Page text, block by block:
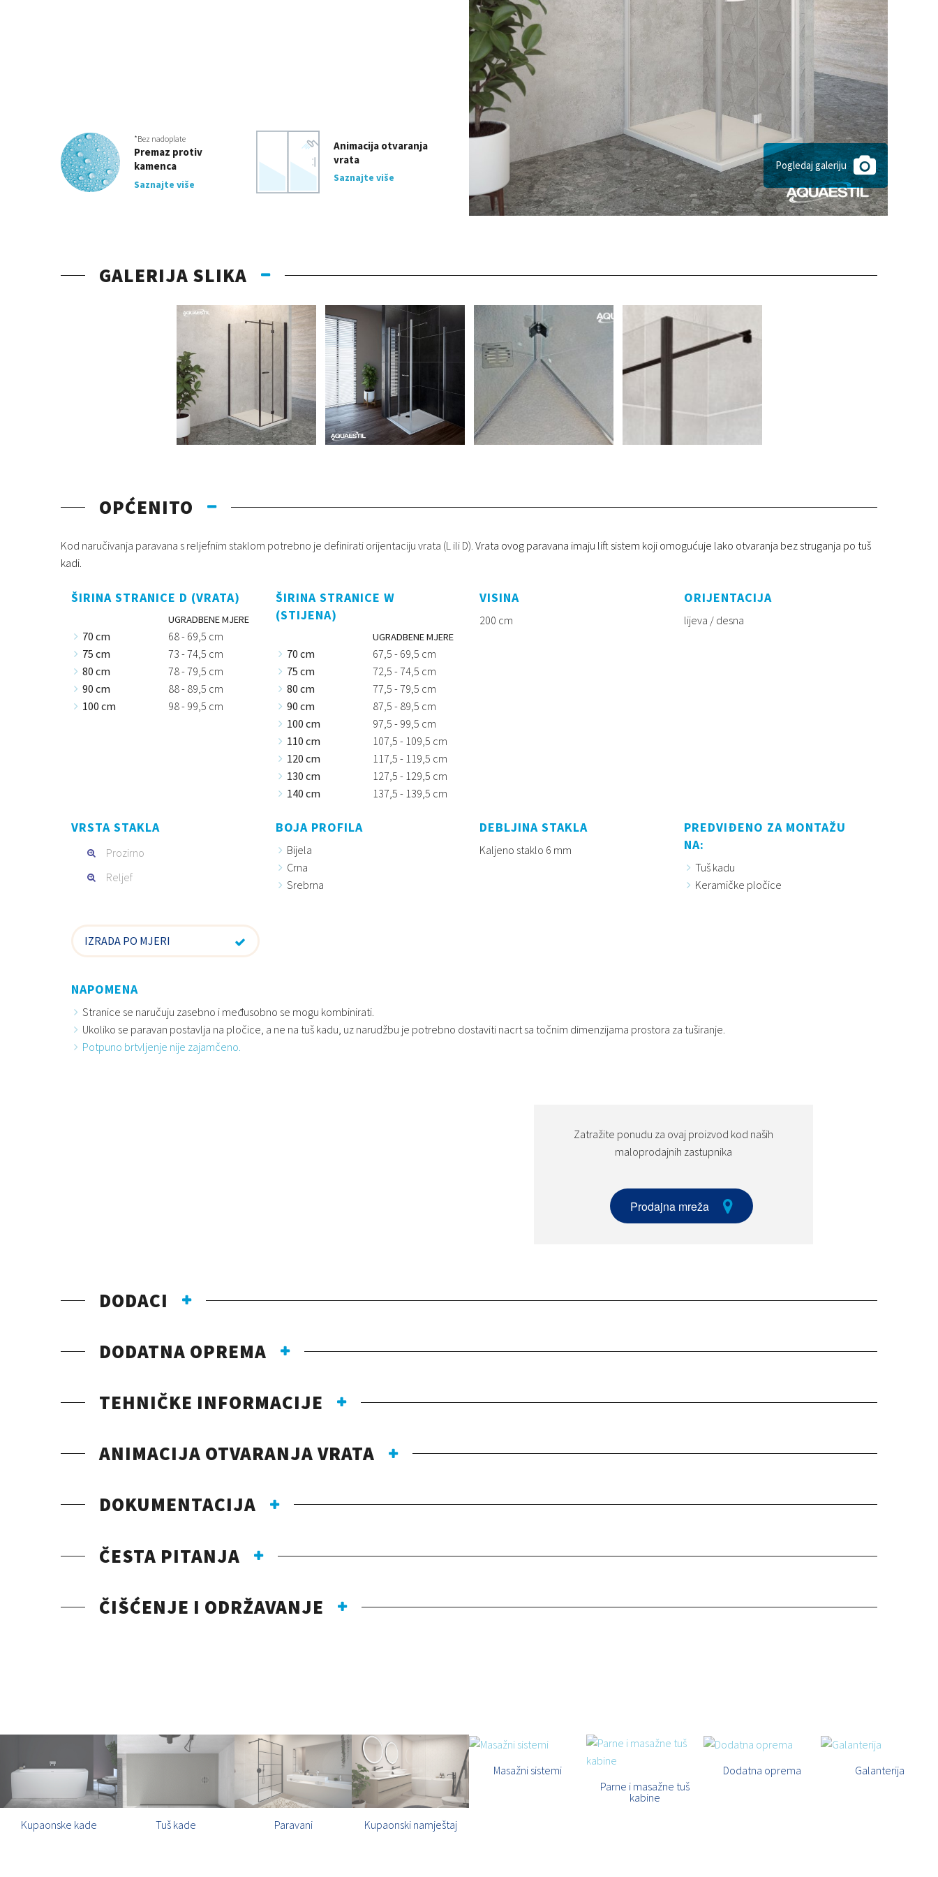
*Bez nadoplate
Premaz protiv
kamenca
Saznajte više
Animacija otvaranja
vrata
Saznajte više
Pogledaj galeriju
GALERIJA SLIKA
OPĆENITO
Kod naručivanja paravana s reljefnim staklom potrebno je definirati orijentaciju vrata (L ili D). Vrata ovog paravana imaju lift sistem koji omogućuje lako otvaranja bez struganja po tuš
kadi.
ŠIRINA STRANICE D (VRATA)
UGRADBENE MJERE
70 cm
68 - 69,5 cm
75 cm
73 - 74,5 cm
80 cm
78 - 79,5 cm
90 cm
88 - 89,5 cm
100 cm
98 - 99,5 cm
ŠIRINA STRANICE W
(STIJENA)
UGRADBENE MJERE
70 cm
67,5 - 69,5 cm
75 cm
72,5 - 74,5 cm
80 cm
77,5 - 79,5 cm
90 cm
87,5 - 89,5 cm
100 cm
97,5 - 99,5 cm
110 cm
107,5 - 109,5 cm
120 cm
117,5 - 119,5 cm
130 cm
127,5 - 129,5 cm
140 cm
137,5 - 139,5 cm
VISINA
200 cm
ORIJENTACIJA
lijeva / desna
VRSTA STAKLA
Prozirno
Reljef
BOJA PROFILA
Bijela
Crna
Srebrna
DEBLJINA STAKLA
Kaljeno staklo 6 mm
PREDVIĐENO ZA MONTAŽU
NA:
Tuš kadu
Keramičke pločice
IZRADA PO MJERI
NAPOMENA
Stranice se naručuju zasebno i međusobno se mogu kombinirati.
Ukoliko se paravan postavlja na pločice, a ne na tuš kadu, uz narudžbu je potrebno dostaviti nacrt sa točnim dimenzijama prostora za tuširanje.
Potpuno brtvljenje nije zajamčeno.
Zatražite ponudu za ovaj proizvod kod naših
maloprodajnih zastupnika
Prodajna mreža
DODACI
DODATNA OPREMA
TEHNIČKE INFORMACIJE
ANIMACIJA OTVARANJA VRATA
DOKUMENTACIJA
ČESTA PITANJA
ČIŠĆENJE I ODRŽAVANJE
Kupaonske kade Tuš kade Paravani Kupaonski namještaj
Masažni sistemi
Parne i masažne tuš
kabine
Dodatna oprema Galanterija